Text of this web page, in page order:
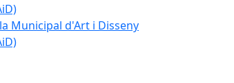
Municipal d'Art i Disseny